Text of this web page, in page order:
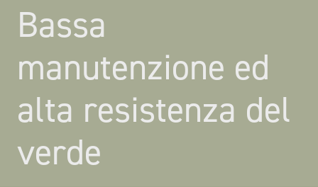
Bassa
manutenzione ed
alta resistenza del
verde